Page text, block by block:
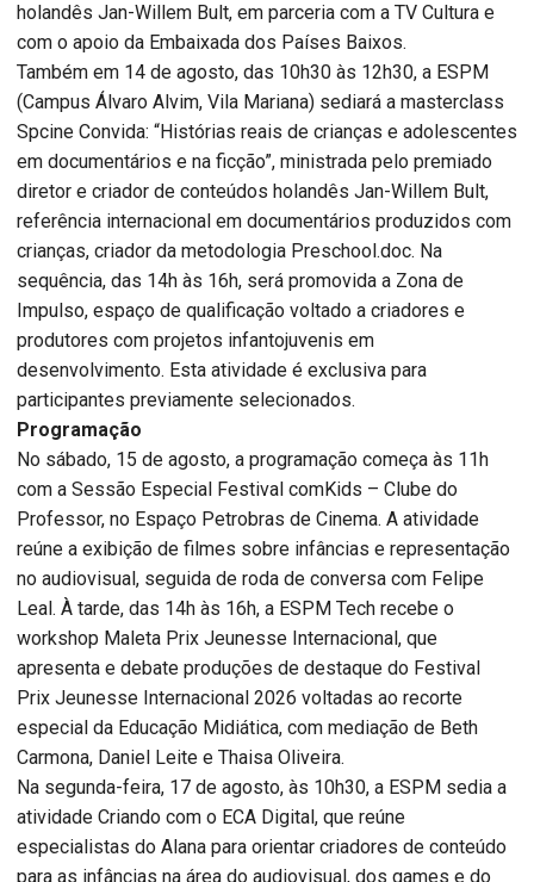
holandês Jan-Willem Bult, em parceria com a TV Cultura e
com o apoio da Embaixada dos Países Baixos.
Também em 14 de agosto, das 10h30 às 12h30, a ESPM
(Campus Álvaro Alvim, Vila Mariana) sediará a masterclass
Spcine Convida: “Histórias reais de crianças e adolescentes
em documentários e na ficção”, ministrada pelo premiado
diretor e criador de conteúdos holandês Jan-Willem Bult,
referência internacional em documentários produzidos com
crianças, criador da metodologia Preschool.doc. Na
sequência, das 14h às 16h, será promovida a Zona de
Impulso, espaço de qualificação voltado a criadores e
produtores com projetos infantojuvenis em
desenvolvimento. Esta atividade é exclusiva para
participantes previamente selecionados.
Programação
No sábado, 15 de agosto, a programação começa às 11h
com a Sessão Especial Festival comKids – Clube do
Professor, no Espaço Petrobras de Cinema. A atividade
reúne a exibição de filmes sobre infâncias e representação
no audiovisual, seguida de roda de conversa com Felipe
Leal. À tarde, das 14h às 16h, a ESPM Tech recebe o
workshop Maleta Prix Jeunesse Internacional, que
apresenta e debate produções de destaque do Festival
Prix Jeunesse Internacional 2026 voltadas ao recorte
especial da Educação Midiática, com mediação de Beth
Carmona, Daniel Leite e Thaisa Oliveira.
Na segunda-feira, 17 de agosto, às 10h30, a ESPM sedia a
atividade Criando com o ECA Digital, que reúne
especialistas do Alana para orientar criadores de conteúdo
para as infâncias na área do audiovisual, dos games e do